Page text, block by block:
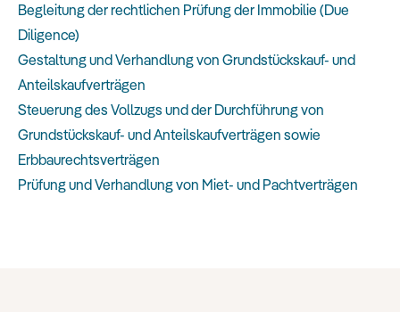
Begleitung der rechtlichen Prüfung der Immobilie (Due
Diligence)
Gestaltung und Verhandlung von Grundstückskauf- und
Anteilskaufverträgen
Steuerung des Vollzugs und der Durchführung von
Grundstückskauf- und Anteilskaufverträgen sowie
Erbbaurechtsverträgen
Prüfung und Verhandlung von Miet- und Pachtverträgen